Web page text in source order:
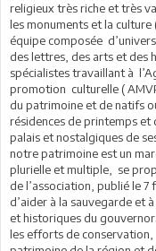
religieux très riche et très
les monuments et la culture
équipe composée
des lettres, des arts et des
spécialistes travaillant à
promotion culturelle (
du patrimoine et de natifs
résidences de printemps et
palais et nostalgiques de
notre patrimoine est un
plurielle et multiple, se
de l’association, publié le 7
d’aider à la sauvegarde et
et historiques du
les efforts de